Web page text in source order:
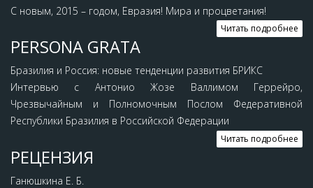
С новым, 2015 – годом, Евразия! Мира и процветания!
Читать подробнее
PERSONA GRATA
Бразилия и Россия: новые тенденции развития БРИКС
Интервью с Антонио Жозе Валлимом Геррейро,
Чрезвычайным и Полномочным Послом Федеративной
Республики Бразилия в Российской Федерации
Читать подробнее
РЕЦЕНЗИЯ
Ганюшкина Е. Б.